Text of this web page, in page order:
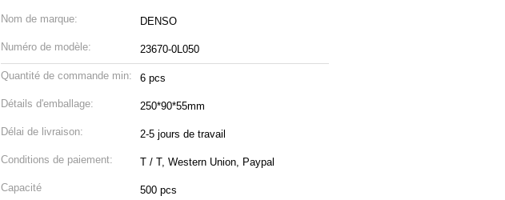
Nom de marque: DENSO
Numéro de modèle: 23670-0L050
Quantité de commande min: 6 pcs
Détails d'emballage: 250*90*55mm
Délai de livraison: 2-5 jours de travail
Conditions de paiement: T / T, Western Union, Paypal
Capacité
500 pcs